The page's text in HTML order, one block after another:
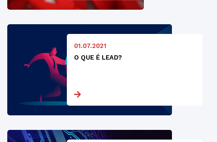
01.07.2021
O QUE É LEAD?